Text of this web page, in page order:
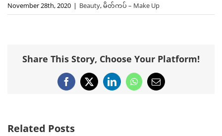
November 28th, 2020 | Beauty,မိတ်ကပ် – Make Up
Share This Story, Choose Your Platform!
Facebook
X LinkedInWhatsApp
Email
Related Posts